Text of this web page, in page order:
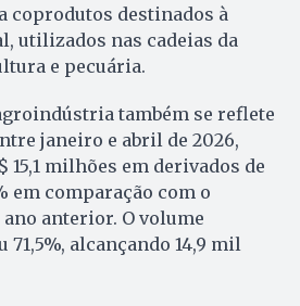
coprodutos destinados à
utilizados nas cadeias da
e pecuária.
também se reflete
janeiro e abril de 2026,
15,1 milhões em derivados de
em comparação com o
anterior. O volume
71,5%, alcançando 14,9 mil